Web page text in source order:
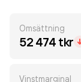
Omsättning
52 474 tkr
Vinstmarginal